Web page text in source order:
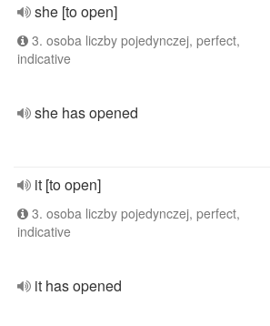
she [to open]
3. osoba liczby pojedynczej, perfect,
indicative
she has opened
it [to open]
3. osoba liczby pojedynczej, perfect,
indicative
it has opened